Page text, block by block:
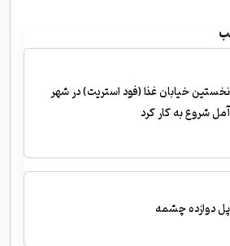
نخستین خیابان غذا (فود استریت) در شهر
آمل شروع به کار کرد
پل دوازده چشمه